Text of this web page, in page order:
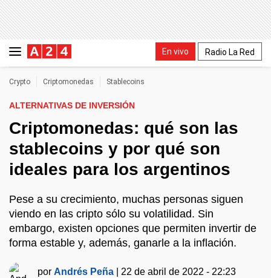
En vivo Radio La Red
Crypto Criptomonedas Stablecoins
ALTERNATIVAS DE INVERSIÓN
Criptomonedas: qué son las
stablecoins y por qué son
ideales para los argentinos
Pese a su crecimiento, muchas personas siguen
viendo en las cripto sólo su volatilidad. Sin
embargo, existen opciones que permiten invertir de
forma estable y, además, ganarle a la inflación.
porAndrés Peña 22 de abril de 2022 - 22:23